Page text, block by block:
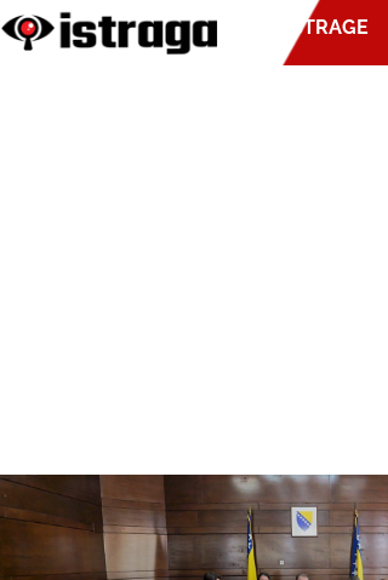
ISTRAGE